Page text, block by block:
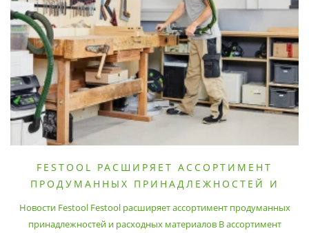
FESTOOL РАСШИРЯЕТ АССОРТИМЕНТ
ПРОДУМАННЫХ ПРИНАДЛЕЖНОСТЕЙ И
Новости Festool Festool расширяет ассортимент продуманных
принадлежностей и расходных материалов В ассортимент